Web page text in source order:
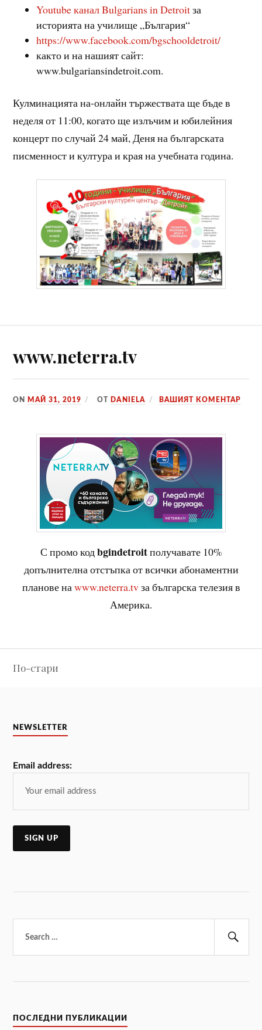
Youtube канал Bulgarians in Detroitза
историята на училище „България“
https://www.facebook.com/bgschooldetroit/
както и на нашият сайт:
www.bulgariansindetroit.com.
Кулминацията на-онлайн тържествата ще бъде в
неделя от 11:00, когато ще излъчим и юбилейния
концерт по случай 24 май, Деня на българската
писменност и култура и края на учебната година.
www.neterra.tv
ON МАЙ 31, 2019 ОТ DANIELA ВАШИЯТ КОМЕНТАР
С промо кодbgindetroitполучавате 10%
допълнителна отстъпка от всички абонаментни
планове наwww.neterra.tvза българска телезия в
Америкa.
Навигация
По-стари
NEWSLETTER
Email address:
ПОСЛЕДНИ ПУБЛИКАЦИИ